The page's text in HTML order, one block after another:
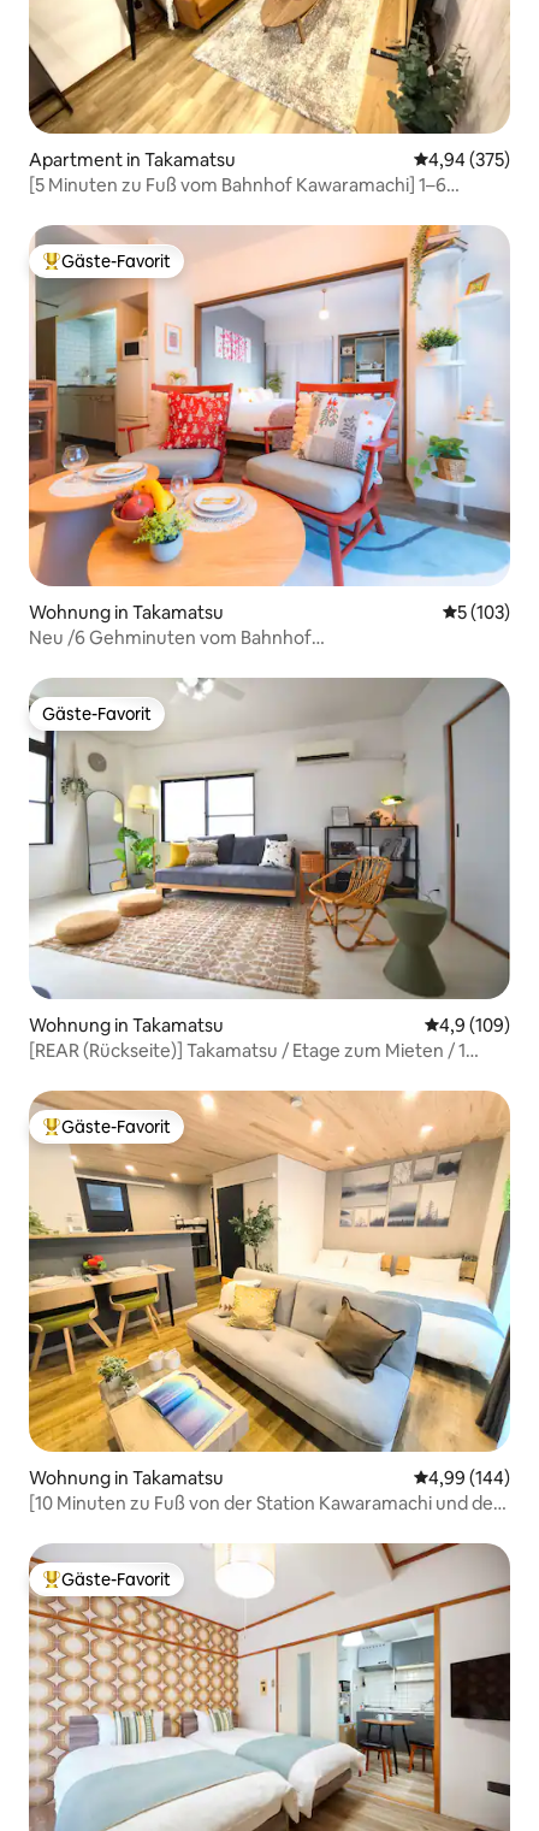
Apartment in Takamatsu
4,94 (375)
[5 Minuten zu Fuß vom Bahnhof Kawaramachi] 1–6
Anmietung / 5 Minuten zu Fuß zur besten Einkaufsstraße
Japans / Waschmaschine und Trockner / stilvoll ...
Beliebter Gäste-Favorit.
Gäste-Favorit
Wohnung in Takamatsu
5 (103)
Neu /6 Gehminuten vom Bahnhof
Gäste-Favorit
Gäste-Favorit
Wohnung in Takamatsu
4,9 (109)
[REAR (Rückseite)] Takamatsu / Etage zum Mieten / 1
Grundkosmetik vorhanden
Beliebter Gäste-Favorit.
Gäste-Favorit
Wohnung in Takamatsu
4,99 (144)
[10 Minuten zu Fuß von der Station Kawaramachi und dem
4 Personen/Direkt an Japans längster Einkaufsstraße
Beliebter Gäste-Favorit.
Gäste-Favorit